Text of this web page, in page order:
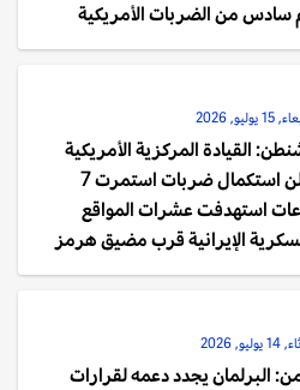
سادس من الضربات الأمريكية
يوليو, 2026
القيادة المركزية الأمريكية
تعلن استكمال ضربات استمرت 7
استهدفت عشرات المواقع
الإيرانية قرب مضيق هرمز
2026
البرلمان يجدد دعمه لقرارات